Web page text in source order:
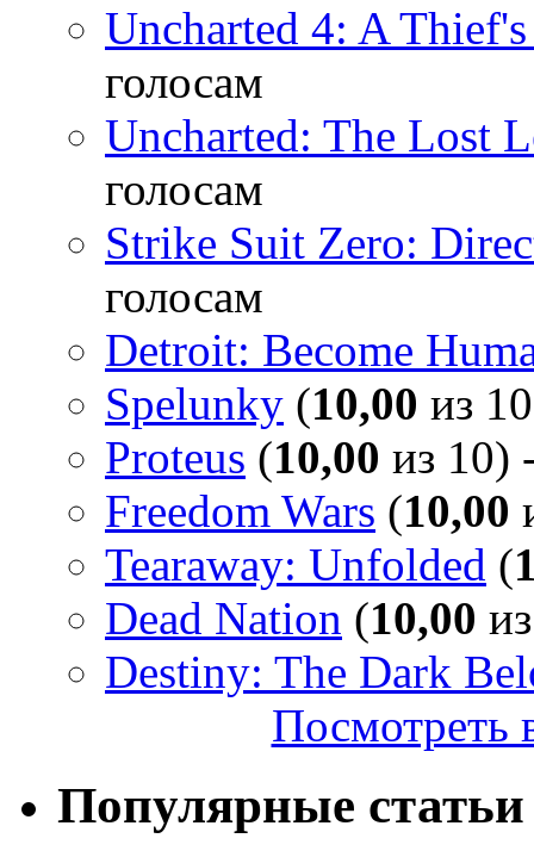
Uncharted 4: A
голосам
Uncharted: The Lost
голосам
Strike Suit Zero:
голосам
Detroit: Become
Spelunky (10,00 из
Proteus (10,00 из 10)
Freedom Wars (10,00
Tearaway: Unfolded (
Dead Nation (10,00
Destiny: The Dark
Посмотреть
Популярные статьи